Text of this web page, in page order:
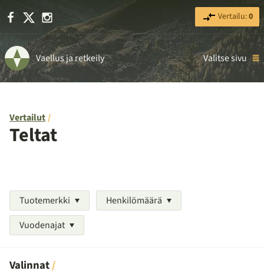
Facebook Instagram Vertailu:0
Vaellus ja retkeily Valitse sivu
Vertailut
Teltat
Tuotemerkki
Henkilömäärä
Vuodenajat
Valinnat